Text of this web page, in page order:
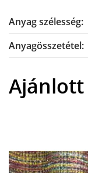
Anyag szélesség:
Anyagösszetétel: